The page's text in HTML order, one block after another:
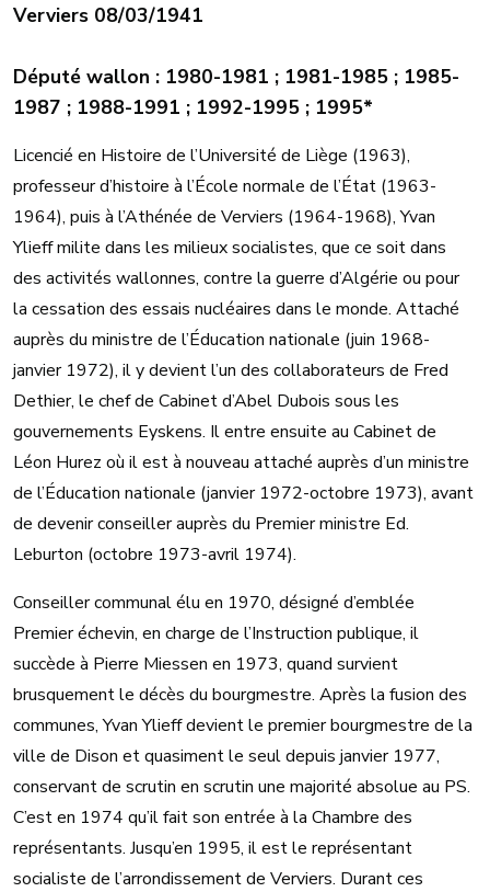
Verviers 08/03/1941
Député wallon : 1980-1981 ; 1981-1985 ; 1985-
1987 ; 1988-1991 ; 1992-1995 ; 1995*
Licencié en Histoire de l’Université de Liège (1963),
professeur d’histoire à l’École normale de l’État (1963-
1964), puis à l’Athénée de Verviers (1964-1968), Yvan
Ylieff milite dans les milieux socialistes, que ce soit dans
des activités wallonnes, contre la guerre d’Algérie ou pour
la cessation des essais nucléaires dans le monde. Attaché
auprès du ministre de l’Éducation nationale (juin 1968-
janvier 1972), il y devient l’un des collaborateurs de Fred
Dethier, le chef de Cabinet d’Abel Dubois sous les
gouvernements Eyskens. Il entre ensuite au Cabinet de
Léon Hurez où il est à nouveau attaché auprès d’un ministre
de l’Éducation nationale (janvier 1972-octobre 1973), avant
de devenir conseiller auprès du Premier ministre Ed.
Leburton (octobre 1973-avril 1974).
Conseiller communal élu en 1970, désigné d’emblée
Premier échevin, en charge de l’Instruction publique, il
succède à Pierre Miessen en 1973, quand survient
brusquement le décès du bourgmestre. Après la fusion des
communes, Yvan Ylieff devient le premier bourgmestre de la
ville de Dison et quasiment le seul depuis janvier 1977,
conservant de scrutin en scrutin une majorité absolue au PS.
C’est en 1974 qu’il fait son entrée à la Chambre des
représentants. Jusqu’en 1995, il est le représentant
socialiste de l’arrondissement de Verviers. Durant ces